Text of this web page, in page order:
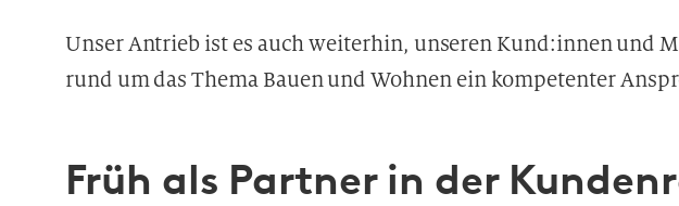
Unser Antrieb ist es auch weiterhin, unseren Kund:innen und
rund um das Thema Bauen und Wohnen ein kompetenter
Früh als Partner in der